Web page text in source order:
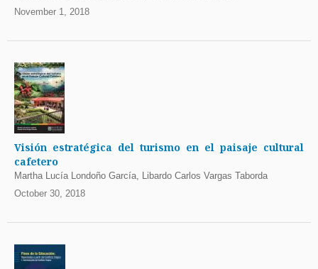
November 1, 2018
Visión estratégica del turismo en el paisaje cultural
cafetero
Martha Lucía Londoño García, Libardo Carlos Vargas Taborda
October 30, 2018